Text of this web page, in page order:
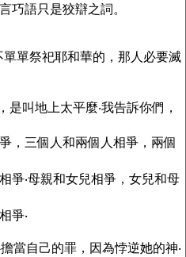
巧語只是狡辯之詞。
單祭祀耶和華的，那人必要滅
叫地上太平麼‧我告訴你們，
，三個人和兩個人相爭，兩個
爭‧母親和女兒相爭，女兒和母
爭‧
當自己的罪，因為悖逆她的神‧